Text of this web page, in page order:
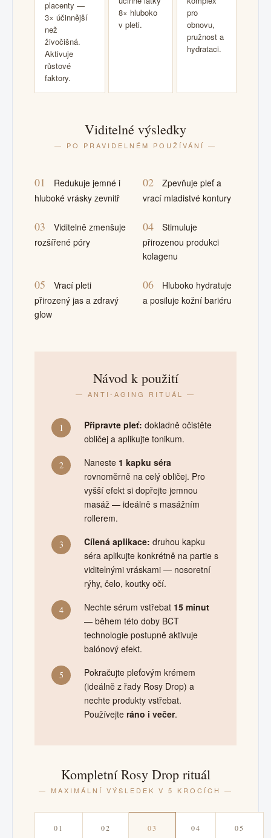
placenty —
3× účinnější
než
živočišná.
Aktivuje
růstové
faktory.
8× hluboko
v pleti.
pro
obnovu,
pružnost a
hydrataci.
Viditelné výsledky
— PO PRAVIDELNÉM POUŽÍVÁNÍ —
01
Redukuje jemné i
hluboké vrásky zevnitř
02
Zpevňuje pleť a
vrací mladistvé kontury
03
Viditelně zmenšuje
rozšířené póry
04
Stimuluje
přirozenou produkci
kolagenu
05
Vrací pleti
přirozený jas a zdravý
glow
06
Hluboko hydratuje
a posiluje kožní bariéru
Návod k použití
— ANTI-AGING RITUÁL —
1 Připravte pleť: dokladně očistěte
obličej a aplikujte tonikum.
2 Naneste 1 kapku séra
rovnoměrně na celý obličej. Pro
vyšší efekt si dopřejte jemnou
masáž — ideálně s masážním
rollerem.
3 Cílená aplikace: druhou kapku
séra aplikujte konkrétně na partie s
viditelnými vráskami — nosoretní
rýhy, čelo, koutky očí.
4 Nechte sérum vstřebat 15 minut
— během této doby BCT
technologie postupně aktivuje
balónový efekt.
5
Pokračujte pleťovým krémem
(ideálně z řady Rosy Drop) a
nechte produkty vstřebat.
Používejte ráno i večer.
Kompletní Rosy Drop rituál
— MAXIMÁLNÍ VÝSLEDEK V 5 KROCÍCH —
01 02 03 04 05